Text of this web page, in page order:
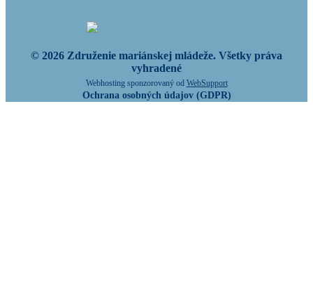
© 2026 Združenie mariánskej mládeže. Všetky práva
vyhradené
Webhosting sponzorovaný od WebSupport
Ochrana osobných údajov (GDPR)